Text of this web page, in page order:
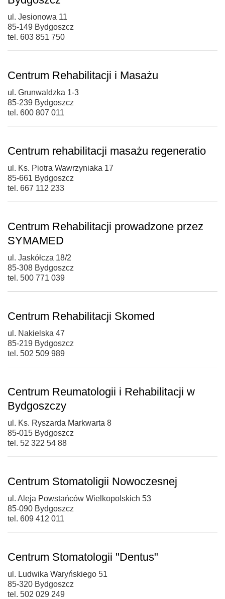
ul. Jesionowa 11
85-149 Bydgoszcz
tel. 603 851 750
Centrum Rehabilitacji i Masażu
ul. Grunwaldzka 1-3
85-239 Bydgoszcz
tel. 600 807 011
Centrum rehabilitacji masażu regeneratio
ul. Ks. Piotra Wawrzyniaka 17
85-661 Bydgoszcz
tel. 667 112 233
Centrum Rehabilitacji prowadzone przez
SYMAMED
ul. Jaskółcza 18/2
85-308 Bydgoszcz
tel. 500 771 039
Centrum Rehabilitacji Skomed
ul. Nakielska 47
85-219 Bydgoszcz
tel. 502 509 989
Centrum Reumatologii i Rehabilitacji w
Bydgoszczy
ul. Ks. Ryszarda Markwarta 8
85-015 Bydgoszcz
tel. 52 322 54 88
Centrum Stomatoligii Nowoczesnej
ul. Aleja Powstańców Wielkopolskich 53
85-090 Bydgoszcz
tel. 609 412 011
Centrum Stomatologii "Dentus"
ul. Ludwika Waryńskiego 51
85-320 Bydgoszcz
tel. 502 029 249